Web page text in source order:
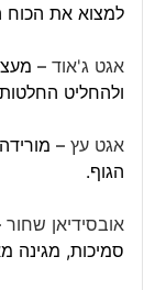
למצוא את הכוח
אגט ג'אוד–
ולהחליט
אגט עץ–
הגוף.
אובסידיאן שחור
סמיכות, מגינה